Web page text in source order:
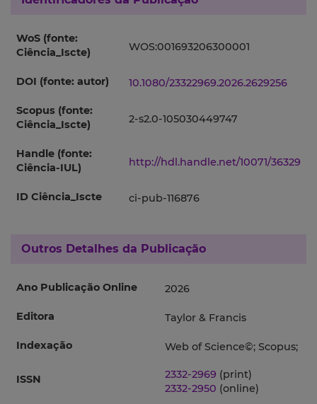
WoS (fonte:
Ciência_Iscte)
WOS:001693206300001
DOI (fonte: autor) 10.1080/23322969.2026.2629256
Scopus (fonte:
Ciência_Iscte)
2-s2.0-105030449747
Handle (fonte:
Ciência-IUL)
http://hdl.handle.net/10071/36329
ID Ciência_Iscte ci-pub-116876
Outros Detalhes da Publicação
Ano Publicação Online 2026
Editora Taylor & Francis
Indexação Web of Science©; Scopus;
ISSN 2332-2969 (print)
2332-2950 (online)